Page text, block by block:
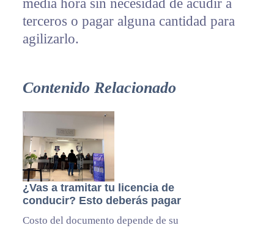
media hora sin necesidad de acudir a
terceros o pagar alguna cantidad para
agilizarlo.
Contenido Relacionado
¿Vas a tramitar tu licencia de
conducir? Esto deberás pagar
Costo del documento depende de su